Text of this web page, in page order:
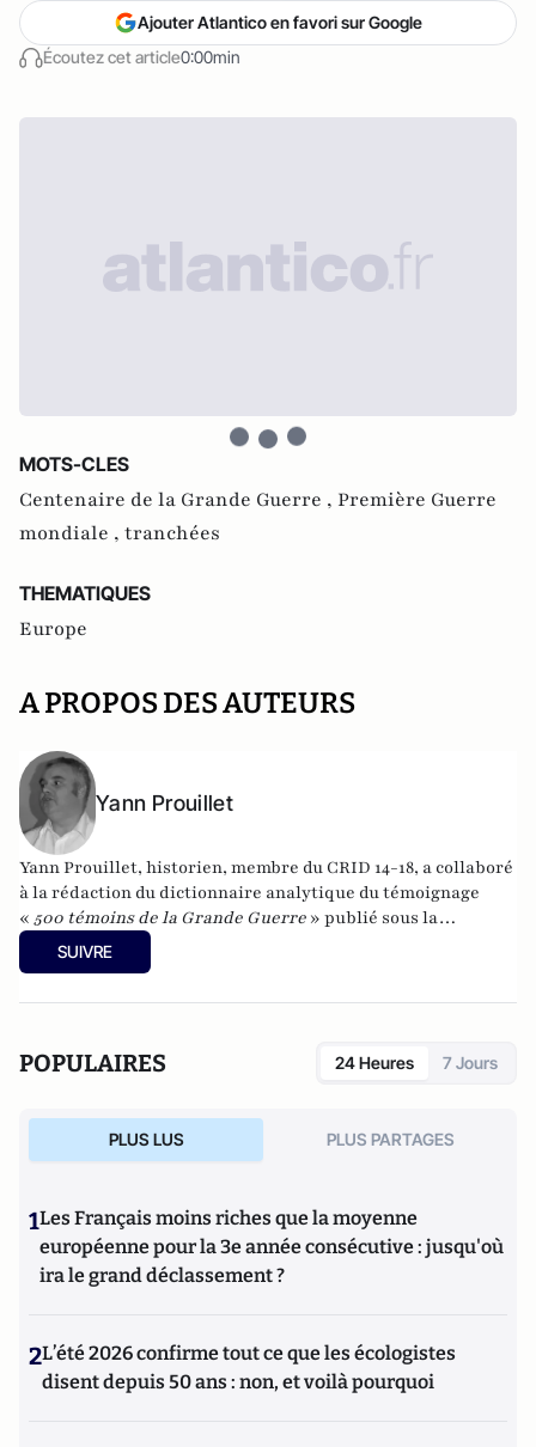
Écoutez cet article0:00min
Ajouter Atlantico en favori sur Google
MOTS-CLES
Centenaire de la Grande Guerre , Première Guerre
mondiale , tranchées
THEMATIQUES
Europe
A PROPOS DES AUTEURS
Yann Prouillet
Yann Prouillet, historien, membre du CRID 14-18, a collaboré
à la rédaction du dictionnaire analytique du témoignage
« 500 témoins de la Grande Guerre » publié sous la
direction du professeur Rémy Cazals.
SUIVRE
POPULAIRES 24 Heures 7 Jours
PLUS LUS PLUS PARTAGES
1Les Français moins riches que la moyenne
européenne pour la 3e année consécutive : jusqu'où
ira le grand déclassement ?
2L’été 2026 confirme tout ce que les écologistes
disent depuis 50 ans : non, et voilà pourquoi